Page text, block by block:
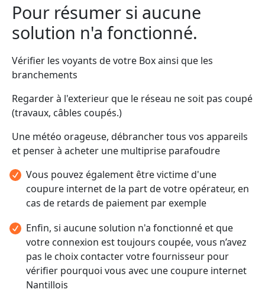
Pour résumer si aucune
solution n'a fonctionné.
Vérifier les voyants de votre Box ainsi que les
branchements
Regarder à l'exterieur que le réseau ne soit pas coupé
(travaux, câbles coupés.)
Une météo orageuse, débrancher tous vos appareils
et penser à acheter une multiprise parafoudre
Vous pouvez également être victime d'une
coupure internet de la part de votre opérateur, en
cas de retards de paiement par exemple
Enfin, si aucune solution n'a fonctionné et que
votre connexion est toujours coupée, vous n’avez
pas le choix contacter votre fournisseur pour
vérifier pourquoi vous avec une coupure internet
Nantillois